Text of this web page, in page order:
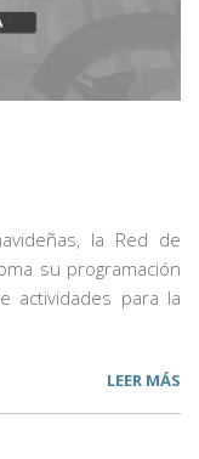
la Red de
su programación
actividades para la
LEER MÁS